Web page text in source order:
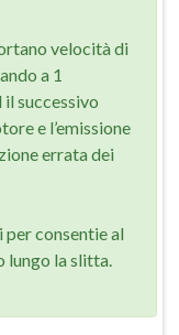
velocità di
a 1
successivo
e l’emissione
errata dei
consentie al
lungo la slitta.